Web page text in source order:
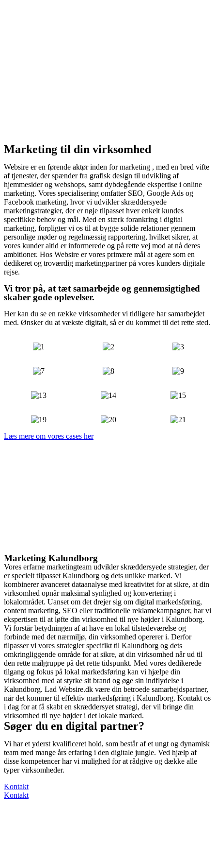
Marketing til din virksomhed
Websire er en førende aktør inden for marketing , med en bred vifte
af tjenester, der spænder fra grafisk design til udvikling af
hjemmesider og webshops, samt dybdegående ekspertise i online
marketing. Vores specialisering omfatter SEO, Google Ads og
Facebook marketing, hvor vi udvikler skræddersyede
marketingstrategier, der er nøje tilpasset hver enkelt kundes
specifikke behov og mål. Med en stærk forankring i digital
marketing, forpligter vi os til at bygge solide relationer gennem
personlige møder og regelmæssig rapportering, hvilket sikrer, at
vores kunder altid er informerede og på rette vej mod at nå deres
ambitioner. Hos Websire er vores primære mål at agere som en
dedikeret og troværdig marketingpartner på vores kunders digitale
rejse.
Vi tror på, at tæt samarbejde og gennemsigtighed
skaber gode oplevelser.
Her kan du se en række virksomheder vi tidligere har samarbejdet
med. Ønsker du at vækste digitalt, så er du kommet til det rette sted.
Læs mere om vores cases her
Marketing Kalundborg
Vores erfarne marketingteam udvikler skræddersyede strategier, der
er specielt tilpasset Kalundborg og dets unikke marked. Vi
kombinerer avanceret dataanalyse med kreativitet for at sikre, at din
virksomhed opnår maksimal synlighed og konvertering i
lokalområdet. Uanset om det drejer sig om digital markedsføring,
content marketing, SEO eller traditionelle reklamekampagner, har vi
ekspertisen til at løfte din virksomhed til nye højder i Kalundborg.
Vi forstår betydningen af at have en lokal tilstedeværelse og
forbinde med det nærmiljø, din virksomhed opererer i. Derfor
tilpasser vi vores strategier specifikt til Kalundborg og dets
omkringliggende område for at sikre, at din virksomhed når ud til
den rette målgruppe på det rette tidspunkt. Med vores dedikerede
tilgang og fokus på lokal markedsføring kan vi hjælpe din
virksomhed med at styrke sit brand og øge sin indflydelse i
Kalundborg. Lad Websire.dk være din betroede samarbejdspartner,
når det kommer til effektiv markedsføring i Kalundborg. Kontakt os
i dag for at få skabt en skræddersyet strategi, der vil bringe din
virksomhed til nye højder i det lokale marked.
Søger du en digital partner?
Vi har et yderst kvalificeret hold, som består af et ungt og dynamisk
team med mange års erfaring i den digitale jungle. Ved hjælp af
disse kompetencer har vi mulighed for at rådgive og dække alle
typer virksomheder.
Kontakt
Kontakt